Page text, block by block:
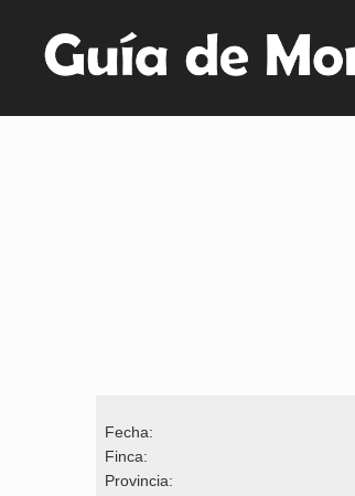
Fecha:
Finca:
Provincia: